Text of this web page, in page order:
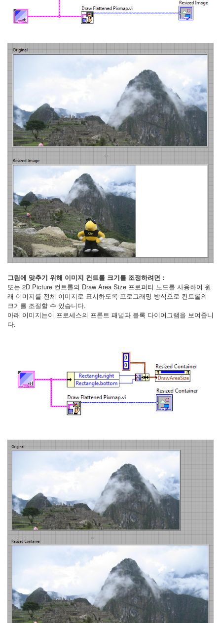
그림에 맞추기 위해 이미지 컨트롤 크기를 조정하려면 :
또는 2D Picture 컨트롤의 Draw Area Size 프로퍼티 노드를 사용하여 원
래 이미지를 전체 이미지로 표시하도록 프로그래밍 방식으로 컨트롤의
크기를 조절할 수 있습니다.
아래 이미지는이 프로세스의 프론트 패널과 블록 다이어그램을 보여줍니
다.